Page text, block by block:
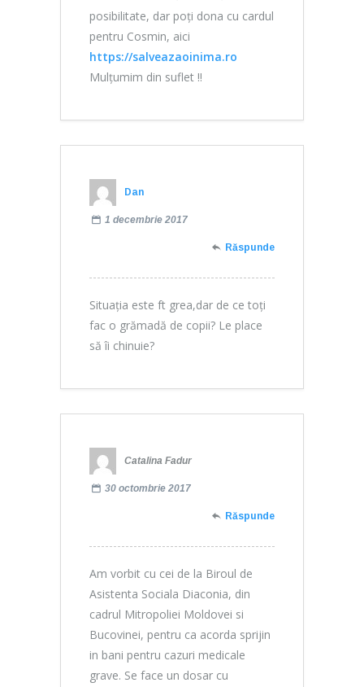
posibilitate, dar poți dona cu cardul
pentru Cosmin, aici
https://salveazaoinima.ro
Mulțumim din suflet !!
Dan
1 decembrie 2017
Răspunde
Situația este ft grea,dar de ce toți
fac o grămadă de copii? Le place
să îi chinuie?
Catalina Fadur
30 octombrie 2017
Răspunde
Am vorbit cu cei de la Biroul de
Asistenta Sociala Diaconia, din
cadrul Mitropoliei Moldovei si
Bucovinei, pentru ca acorda sprijin
in bani pentru cazuri medicale
grave. Se face un dosar cu